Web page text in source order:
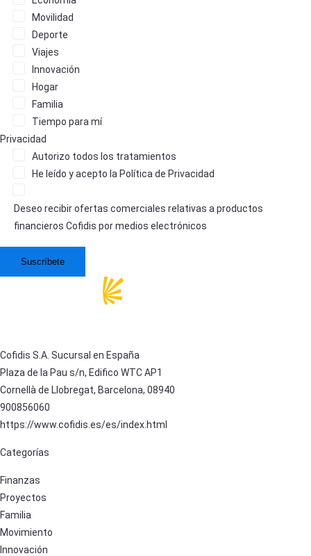
Movilidad
Deporte
Viajes
Innovación
Hogar
Familia
Tiempo para mí
Privacidad
Autorizo todos los tratamientos
He leído y acepto la Política de Privacidad
Deseo recibir ofertas comerciales relativas a productos
financieros Cofidis por medios electrónicos
Cofidis S.A. Sucursal en España
Plaza de la Pau s/n, Edifico WTC AP1
Cornellà de Llobregat, Barcelona, 08940
900856060
https://www.cofidis.es/es/index.html
Categorías
Finanzas
Proyectos
Familia
Movimiento
Innovación